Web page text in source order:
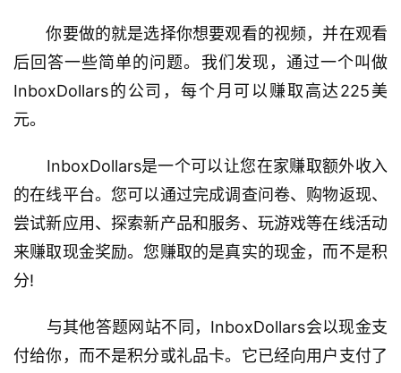
你要做的就是选择你想要观看的视频，并在观看
后回答一些简单的问题。我们发现，通过一个叫做
InboxDollars的公司，每个月可以赚取高达225美
元。
InboxDollars是一个可以让您在家赚取额外收入
的在线平台。您可以通过完成调查问卷、购物返现、
尝试新应用、探索新产品和服务、玩游戏等在线活动
来赚取现金奖励。您赚取的是真实的现金，而不是积
分!
与其他答题网站不同，InboxDollars会以现金支
付给你，而不是积分或礼品卡。它已经向用户支付了